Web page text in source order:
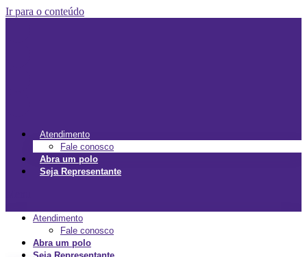
Ir para o conteúdo
Atendimento
Fale conosco
Abra um polo
Seja Representante
Atendimento
Fale conosco
Abra um polo